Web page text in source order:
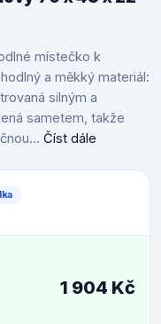
místečko k
a měkký materiál:
silným a
sametem, takže
Číst dále
1 904 Kč